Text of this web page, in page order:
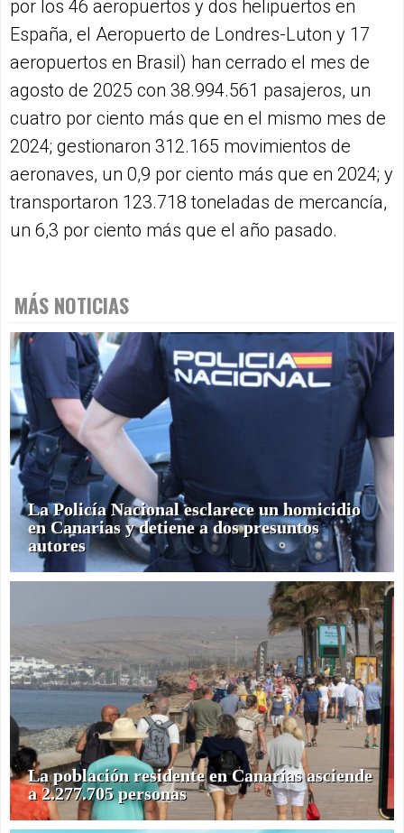
por los 46 aeropuertos y dos helipuertos en
España, el Aeropuerto de Londres-Luton y 17
aeropuertos en Brasil) han cerrado el mes de
agosto de 2025 con 38.994.561 pasajeros, un
cuatro por ciento más que en el mismo mes de
2024; gestionaron 312.165 movimientos de
aeronaves, un 0,9 por ciento más que en 2024; y
transportaron 123.718 toneladas de mercancía,
un 6,3 por ciento más que el año pasado.
MÁS NOTICIAS
La Policía Nacional esclarece un homicidio
en Canarias y detiene a dos presuntos
autores
La población residente en Canarias asciende
a 2.277.705 personas